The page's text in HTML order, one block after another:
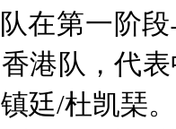
在第一阶
港队，代
廷/杜凯琹